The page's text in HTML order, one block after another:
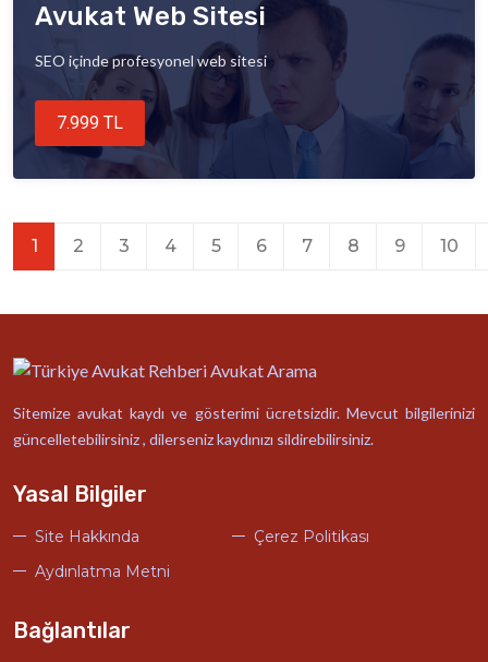
Avukat Web Sitesi
SEO içinde profesyonel web sitesi
7.999 TL
1 2 3 4 5 6 7 8 9 10
Sitemize avukat kaydı ve gösterimi ücretsizdir. Mevcut bilgilerinizi
güncelletebilirsiniz , dilerseniz kaydınızı sildirebilirsiniz.
Yasal Bilgiler
Site Hakkında
Çerez Politikası
Aydınlatma Metni
Bağlantılar